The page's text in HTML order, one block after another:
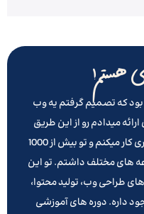
هستم!
تو روزهای کرونایی پیش از نوروز 1399 بود که تصمیم گرفتم یه وب
میدادم رو از این طریق
ارائه بدم . سالهاست بصورت فریلنسری کار میکنم و تو بیش از 1000
های مختلف داشتم. تو این
طراحی وب، تولید محتوا،
داره. دوره های آموزشی